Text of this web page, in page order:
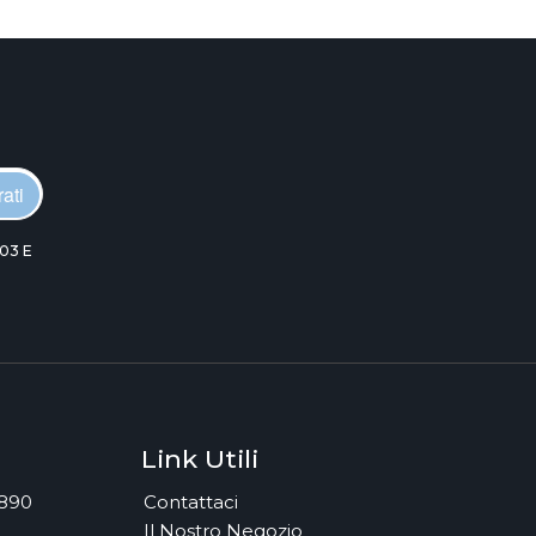
E
Link Utili
Contattaci
Il Nostro Negozio